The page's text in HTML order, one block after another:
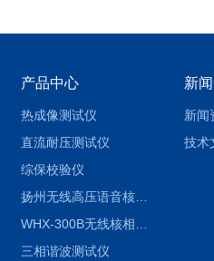
产品中心
热成像测试仪
直流耐压测试仪
综保校验仪
扬州无线高压语音核相仪
三相谐波测试仪
新
新闻
技术